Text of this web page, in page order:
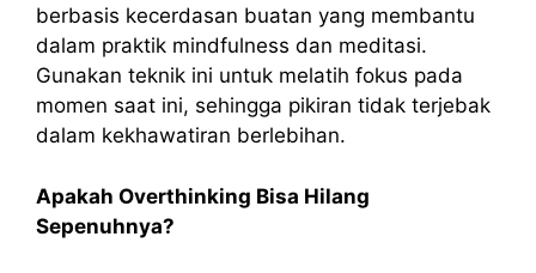
berbasis kecerdasan buatan yang membantu
dalam praktik mindfulness dan meditasi.
Gunakan teknik ini untuk melatih fokus pada
momen saat ini, sehingga pikiran tidak terjebak
dalam kekhawatiran berlebihan.
Apakah Overthinking Bisa Hilang
Sepenuhnya?